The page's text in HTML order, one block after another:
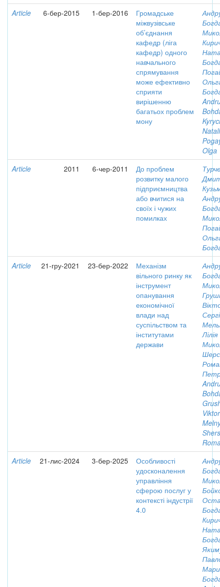
Article 6-бер-2015 1-бер-2016
Громадське
міжвузівське
об’єднання
кафедр (ліга
кафедр) одного
навчального
спрямування
може ефективно
сприяти
вирішенню
багатьох проблем
мону
Olga
Article
2011 6-чер-2011
До проблем
розвитку малого
підприємництва
або вчитися на
своїх і чужих
помилках
Article
21-гру-2021 23-бер-2022
Механізм
вільного ринку як
інструмент
опанування
економічної
влади над
суспільством та
інститутами
держави
Лілія
Viktor
Article
21-лис-2024 3-бер-2025
Особливості
удосконалення
управління
сферою послуг у
контексті індустрії
4.0